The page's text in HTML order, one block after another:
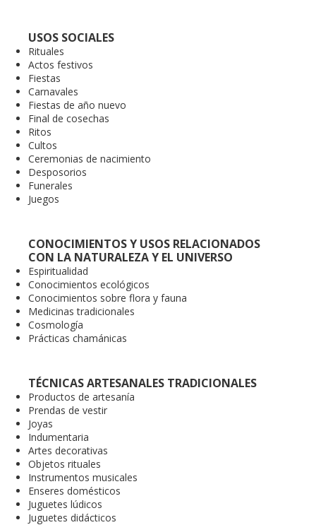
USOS SOCIALES
Rituales
Actos festivos
Fiestas
Carnavales
Fiestas de año nuevo
Final de cosechas
Ritos
Cultos
Ceremonias de nacimiento
Desposorios
Funerales
Juegos
CONOCIMIENTOS Y USOS RELACIONADOS
CON LA NATURALEZA Y EL UNIVERSO
Espiritualidad
Conocimientos ecológicos
Conocimientos sobre flora y fauna
Medicinas tradicionales
Cosmología
Prácticas chamánicas
TÉCNICAS ARTESANALES TRADICIONALES
Productos de artesanía
Prendas de vestir
Joyas
Indumentaria
Artes decorativas
Objetos rituales
Instrumentos musicales
Enseres domésticos
Juguetes lúdicos
Juguetes didácticos